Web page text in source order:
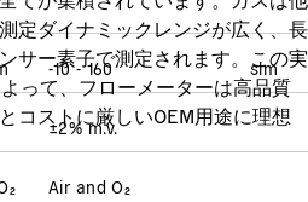
定ダイナミックレンジが広く、長
サー素子で測定されます。この実
って、フローメーターは高品質
コストに厳しいOEM用途に理想
-10 - 160 slm
±2% m.v.
Air and O₂